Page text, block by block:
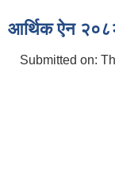
आर्थिक ऐन
Submitted on: